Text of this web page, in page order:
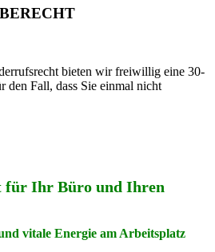
bieten wir freiwillig eine 30-
den Fall, dass Sie einmal nicht
für Ihr Büro und Ihren
vitale Energie am Arbeitsplatz